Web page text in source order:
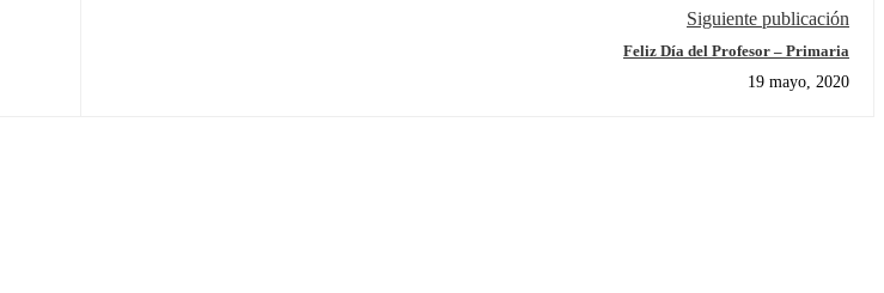
Siguiente publicación
Feliz Día del Profesor – Primaria
19 mayo, 2020